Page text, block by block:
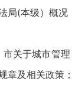
局(本级）概况
于城市管理
章及相关政策